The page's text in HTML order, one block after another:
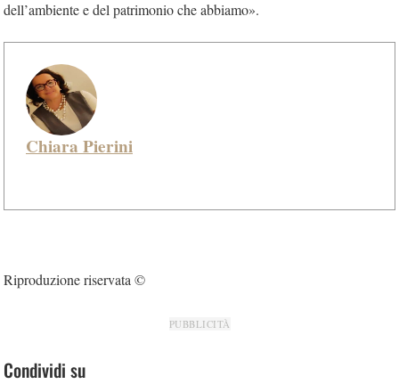
dell’ambiente e del patrimonio che abbiamo».
Chiara Pierini
Riproduzione riservata ©
PUBBLICITÀ
Condividi su